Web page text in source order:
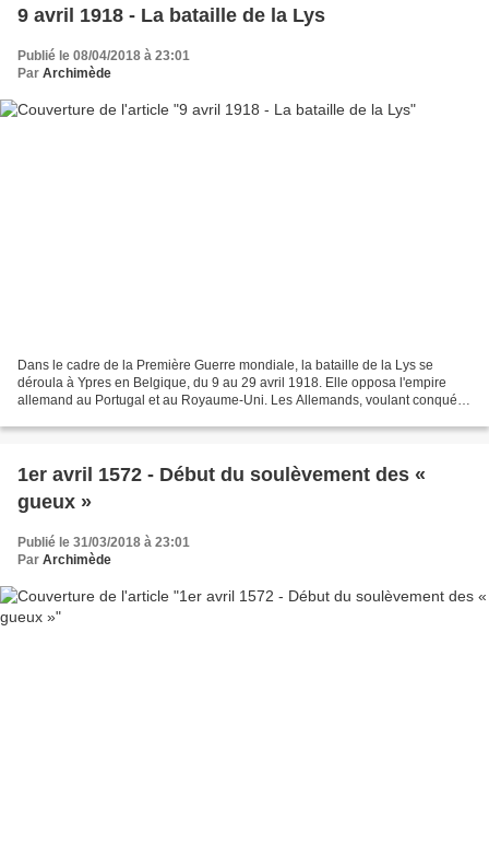
9 avril 1918 - La bataille de la Lys
Publié le 08/04/2018 à 23:01
Par Archimède
Dans le cadre de la Première Guerre mondiale, la bataille de la Lys se
déroula à Ypres en Belgique, du 9 au 29 avril 1918. Elle opposa l'empire
allemand au Portugal et au Royaume-Uni. Les Allemands, voulant conquérir
1er avril 1572 - Début du soulèvement des «
gueux »
Publié le 31/03/2018 à 23:01
Par Archimède